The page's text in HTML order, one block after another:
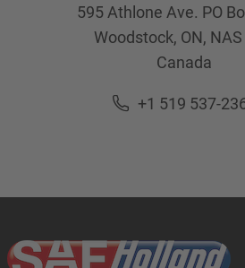
595 Athlone Ave. PO
Woodstock, ON,
Canada
+1 519 537-